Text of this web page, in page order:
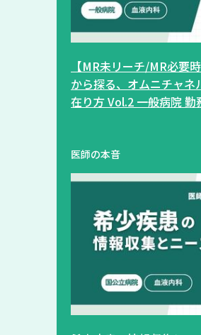
【MR未リーチ/MR必要
から探る、オムニチャ
在り方 Vol.2 一般病院 勤
医師の本音